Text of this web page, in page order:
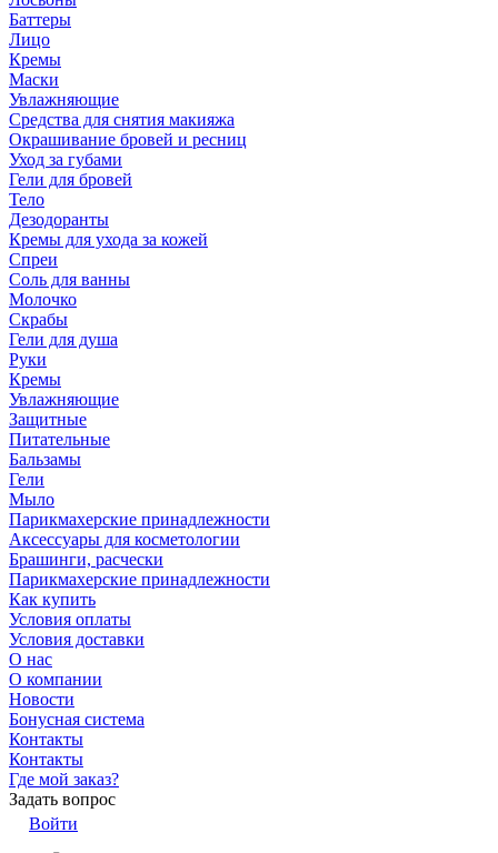
Баттеры
Лицо
Кремы
Маски
Увлажняющие
Средства для снятия макияжа
Окрашивание бровей и ресниц
Уход за губами
Гели для бровей
Тело
Дезодоранты
Кремы для ухода за кожей
Спреи
Соль для ванны
Молочко
Скрабы
Гели для душа
Руки
Кремы
Увлажняющие
Защитные
Питательные
Бальзамы
Гели
Мыло
Парикмахерские принадлежности
Аксессуары для косметологии
Брашинги, расчески
Парикмахерские принадлежности
Как купить
Условия оплаты
Условия доставки
О нас
О компании
Новости
Бонусная система
Контакты
Контакты
Где мой заказ?
Задать вопрос
Войти